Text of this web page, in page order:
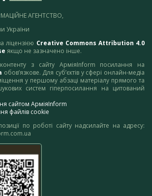
АГЕНТСТВО,
України
ліцензією Creative Commons Attribution 4.0
якщо не зазначено інше.
з сайту АрміяInform посилання на
обов’язкове. Для суб’єктів у сфері онлайн-медіа
у першому абзаці матеріалу прямого та
систем гіперпосилання на цитований
сайтом АрміяInform
файлів cookie
по роботі сайту надсилайте на адресу: